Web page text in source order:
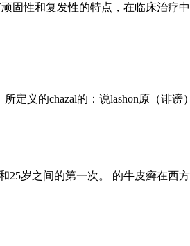
固性和复发性的特点，在临床治疗
定义的chazal的：说lashon原（诽
岁之间的第一次。 的牛皮癣在西